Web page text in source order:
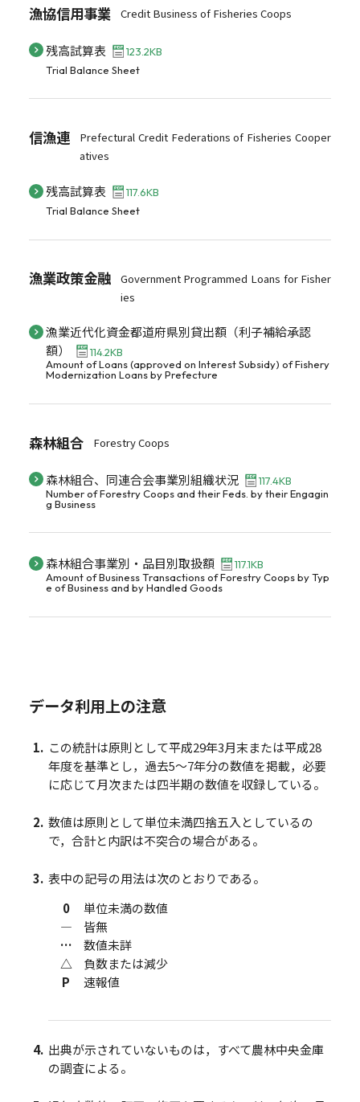
漁協信用事業 Credit Business of Fisheries Coops
残高試算表
123.2KB
Trial Balance Sheet
信漁連
Prefectural Credit Federations of Fisheries Cooper
atives
残高試算表
117.6KB
Trial Balance Sheet
漁業政策金融
Government Programmed Loans for Fisher
ies
漁業近代化資金都道府県別貸出額（利子補給承認
額）
114.2KB
Amount of Loans (approved on Interest Subsidy) of Fishery
Modernization Loans by Prefecture
森林組合 Forestry Coops
森林組合、同連合会事業別組織状況
117.4KB
Number of Forestry Coops and their Feds. by their Engagin
g Business
森林組合事業別・品目別取扱額
117.1KB
Amount of Business Transactions of Forestry Coops by Typ
e of Business and by Handled Goods
データ利用上の注意
この統計は原則として平成29年3月末または平成28
年度を基準とし，過去5～7年分の数値を掲載，必要
に応じて月次または四半期の数値を収録している。
数値は原則として単位未満四捨五入としているの
で，合計と内訳は不突合の場合がある。
表中の記号の用法は次のとおりである。
0
単位未満の数値
―
皆無
…
数値未詳
△
負数または減少
P
速報値
出典が示されていないものは，すべて農林中央金庫
の調査による。